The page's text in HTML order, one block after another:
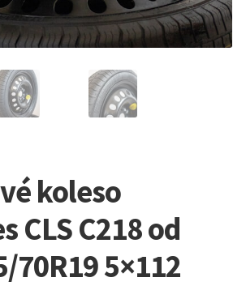
koleso
CLS C218 od
70R19 5×112